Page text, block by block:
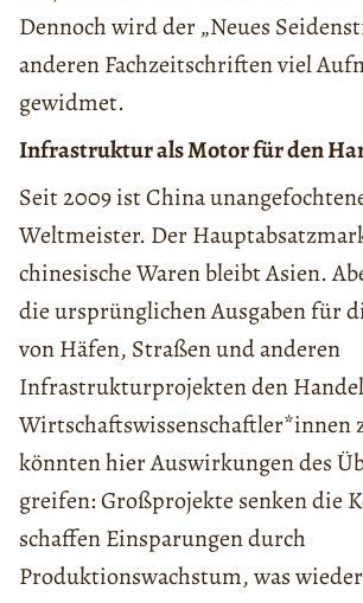
Dennoch wird der „Neues
anderen Fachzeitschriften viel
gewidmet.
Infrastruktur als Motor für den
Seit 2009 ist China
Weltmeister. Der
chinesische Waren bleibt Asien.
die ursprünglichen Ausgaben für
von Häfen, Straßen und anderen
Infrastrukturprojekten den
Wirtschaftswissenschaftler*innen
könnten hier Auswirkungen des
greifen: Großprojekte senken die
schaffen Einsparungen durch
Produktionswachstum, was